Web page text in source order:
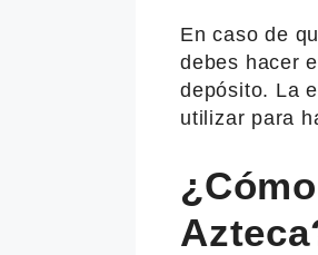
En caso de
debes hacer
depósito. La
utilizar para